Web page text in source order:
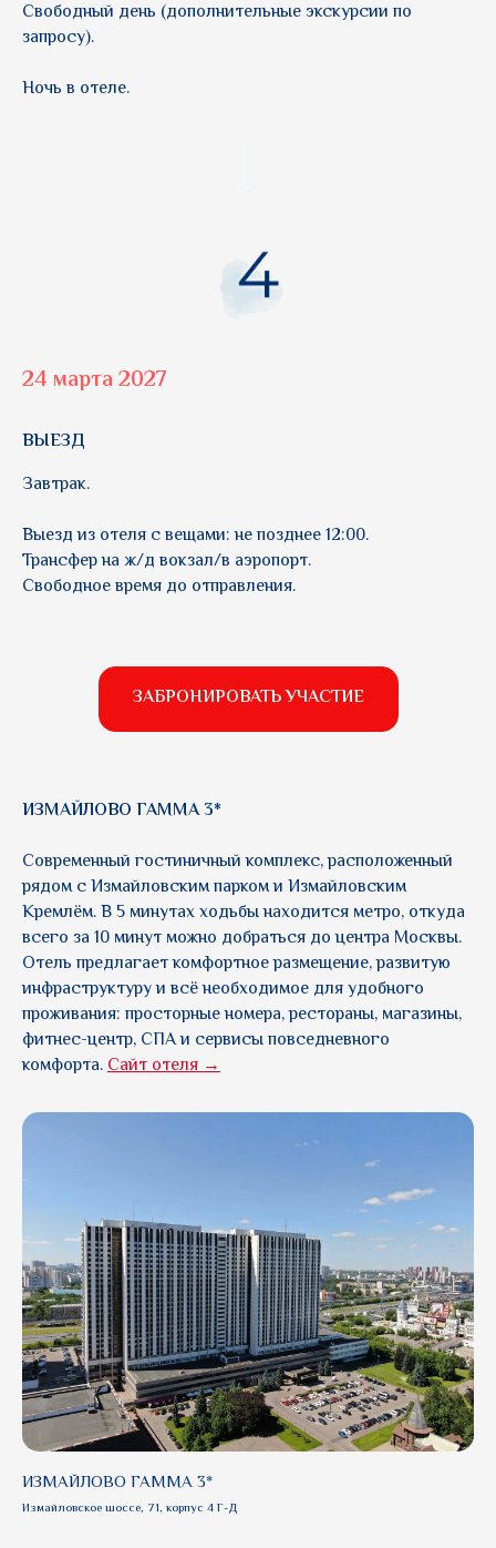
Свободный день (дополнительные экскурсии по
запросу).
Ночь в отеле.
24 марта 2027
ВЫЕЗД
Завтрак.
Выезд из отеля с вещами: не позднее 12:00.
Трансфер на ж/д вокзал/в аэропорт.
Свободное время до отправления.
ЗАБРОНИРОВАТЬ УЧАСТИЕ
ИЗМАЙЛОВО ГАММА 3*
Современный гостиничный комплекс, расположенный
рядом с Измайловским парком и Измайловским
Кремлём. В 5 минутах ходьбы находится метро, откуда
всего за 10 минут можно добраться до центра Москвы.
Отель предлагает комфортное размещение, развитую
инфраструктуру и всё необходимое для удобного
проживания: просторные номера, рестораны, магазины,
фитнес-центр, СПА и сервисы повседневного
комфорта.Сайт отеля →
ИЗМАЙЛОВО ГАММА 3*
Измайловское шоссе, 71, корпус 4 Г-Д